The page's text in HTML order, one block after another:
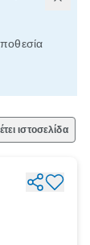
ιστοσελίδα